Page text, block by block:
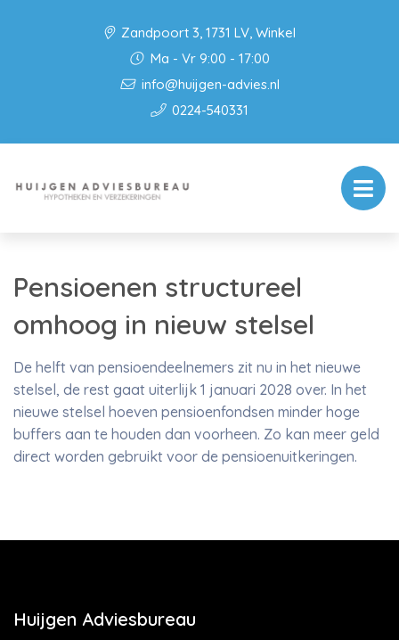
Zandpoort 3, 1731 LV, Winkel
Ma - Vr 9:00 - 17:00
info@huijgen-advies.nl
0224-540331
Pensioenen structureel
omhoog in nieuw stelsel
De helft van pensioendeelnemers zit nu in het nieuwe
stelsel, de rest gaat uiterlijk 1 januari 2028 over. In het
nieuwe stelsel hoeven pensioenfondsen minder hoge
buffers aan te houden dan voorheen. Zo kan meer geld
direct worden gebruikt voor de pensioenuitkeringen.
Huijgen Adviesbureau